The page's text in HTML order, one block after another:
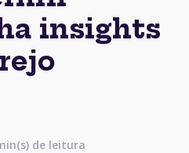
insights
de leitura